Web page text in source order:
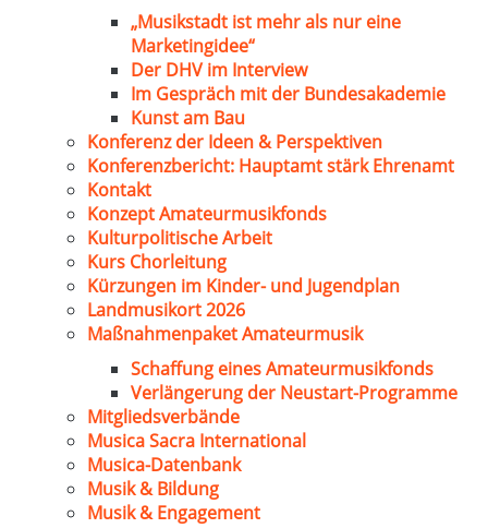
„Musikstadt ist mehr als nur eine
Marketingidee“
Der DHV im Interview
Im Gespräch mit der Bundesakademie
Kunst am Bau
Konferenz der Ideen & Perspektiven
Konferenzbericht: Hauptamt stärk Ehrenamt
Kontakt
Konzept Amateurmusikfonds
Kulturpolitische Arbeit
Kurs Chorleitung
Kürzungen im Kinder- und Jugendplan
Landmusikort 2026
Maßnahmenpaket Amateurmusik
Schaffung eines Amateurmusikfonds
Verlängerung der Neustart-Programme
Mitgliedsverbände
Musica Sacra International
Musica-Datenbank
Musik & Bildung
Musik & Engagement